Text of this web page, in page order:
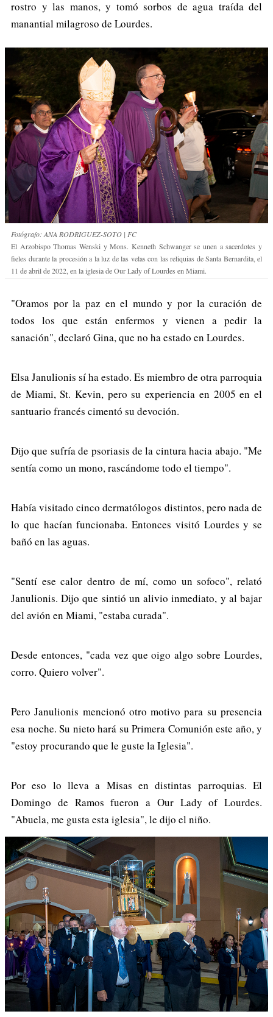
rostro y las manos, y tomó sorbos de agua traída del
manantial milagroso de Lourdes.
Fotógrafo: ANA RODRIGUEZ-SOTO | FC
El Arzobispo Thomas Wenski y Mons. Kenneth Schwanger se unen a sacerdotes y
fieles durante la procesión a la luz de las velas con las reliquias de Santa Bernardita, el
11 de abril de 2022, en la iglesia de Our Lady of Lourdes en Miami.
"Oramos por la paz en el mundo y por la curación de
todos los que están enfermos y vienen a pedir la
sanación", declaró Gina, que no ha estado en Lourdes.
Elsa Janulionis sí ha estado. Es miembro de otra parroquia
de Miami, St. Kevin, pero su experiencia en 2005 en el
santuario francés cimentó su devoción.
Dijo que sufría de psoriasis de la cintura hacia abajo. "Me
sentía como un mono, rascándome todo el tiempo".
Había visitado cinco dermatólogos distintos, pero nada de
lo que hacían funcionaba. Entonces visitó Lourdes y se
bañó en las aguas.
"Sentí ese calor dentro de mí, como un sofoco", relató
Janulionis. Dijo que sintió un alivio inmediato, y al bajar
del avión en Miami, "estaba curada".
Desde entonces, "cada vez que oigo algo sobre Lourdes,
corro. Quiero volver".
Pero Janulionis mencionó otro motivo para su presencia
esa noche. Su nieto hará su Primera Comunión este año, y
"estoy procurando que le guste la Iglesia".
Por eso lo lleva a Misas en distintas parroquias. El
Domingo de Ramos fueron a Our Lady of Lourdes.
"Abuela, me gusta esta iglesia", le dijo el niño.